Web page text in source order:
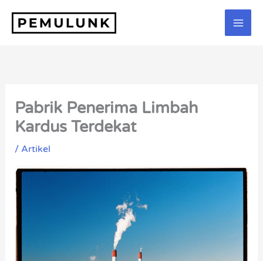
Pabrik Penerima Limbah
Kardus Terdekat
/ Artikel